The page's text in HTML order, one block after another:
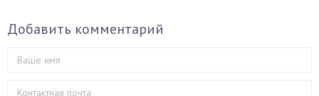
Добавить комментарий